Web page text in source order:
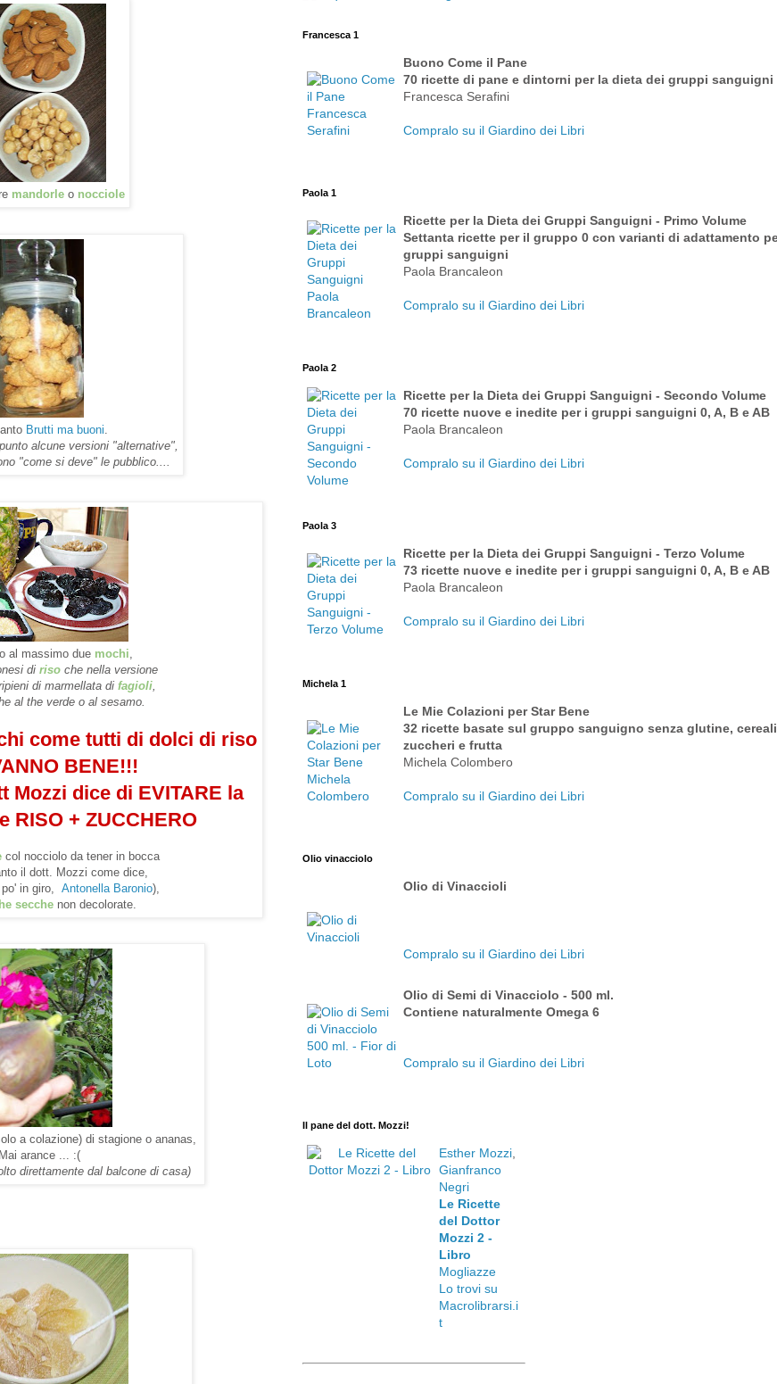
mandorle o nocciole
Brutti ma buoni.
alcune versioni "alternative",
"come si deve" le pubblico....
al massimo due mochi
di riso che nella versione
di marmellata di fagioli,
al the verde o al sesamo.
come tutti di dolci di riso
BENE!!!
Mozzi dice di EVITARE la
RISO + ZUCCHERO
col nocciolo da tener in bocca
il dott. Mozzi come dice,
in giro, Antonella Baronio),
secche non decolorate.
a colazione) di stagione o ananas,
Mai arance ... :(
direttamente dal balcone di casa)
Francesca 1
Buono Come il Pane
70 ricette di pane e dintorni per la dieta dei gruppi sanguigni
Francesca Serafini
Compralo su il Giardino dei Libri
Paola 1
Ricette per la Dieta dei Gruppi Sanguigni - Primo Volume
Settanta ricette per il gruppo 0 con varianti di adattamento
gruppi sanguigni
Paola Brancaleon
Compralo su il Giardino dei Libri
Paola 2
Ricette per la Dieta dei Gruppi Sanguigni - Secondo Volume
70 ricette nuove e inedite per i gruppi sanguigni 0, A, B e AB
Paola Brancaleon
Compralo su il Giardino dei Libri
Paola 3
Ricette per la Dieta dei Gruppi Sanguigni - Terzo Volume
73 ricette nuove e inedite per i gruppi sanguigni 0, A, B e AB
Paola Brancaleon
Compralo su il Giardino dei Libri
Michela 1
Le Mie Colazioni per Star Bene
32 ricette basate sul gruppo sanguigno senza glutine,
zuccheri e frutta
Michela Colombero
Compralo su il Giardino dei Libri
Olio vinacciolo
Olio di Vinaccioli
Compralo su il Giardino dei Libri
Olio di Semi di Vinacciolo - 500 ml.
Contiene naturalmente Omega 6
Compralo su il Giardino dei Libri
Il pane del dott. Mozzi!
Esther Mozzi
Gianfranco
Negri
Le Ricette
del Dottor
Mozzi 2 -
Libro
Mogliazze
Lo trovi su
Macrolibrarsi.i
t